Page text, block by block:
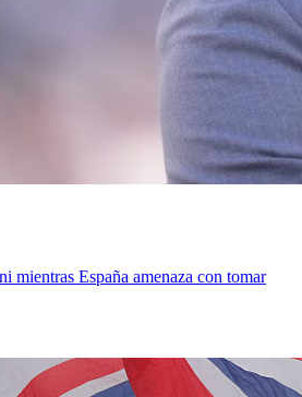
mientras España amenaza con tomar